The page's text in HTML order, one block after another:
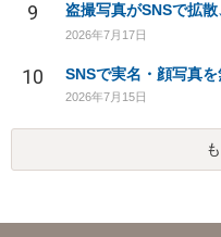
9 盗撮写真がSNSで拡
2026年7月17日
10
2026年7月15日